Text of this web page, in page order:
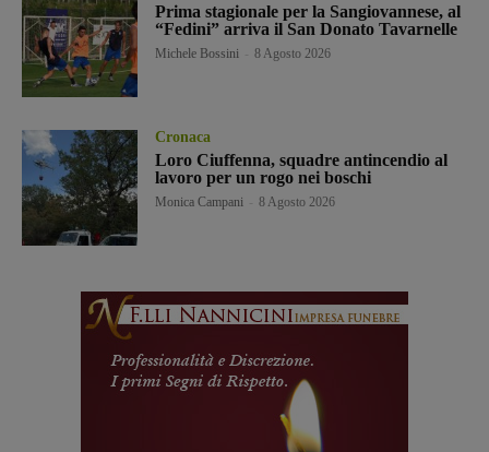
Prima stagionale per la Sangiovannese, al
“Fedini” arriva il San Donato Tavarnelle
Michele Bossini 8 Agosto 2026
Cronaca
Loro Ciuffenna, squadre antincendio al
lavoro per un rogo nei boschi
Monica Campani 8 Agosto 2026